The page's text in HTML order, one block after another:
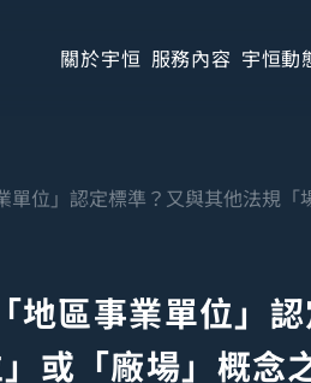
關於宇恒 服務內容 宇恒動
位」認定標準？又與其他法規「
地區事業單位」
或「廠場」概念